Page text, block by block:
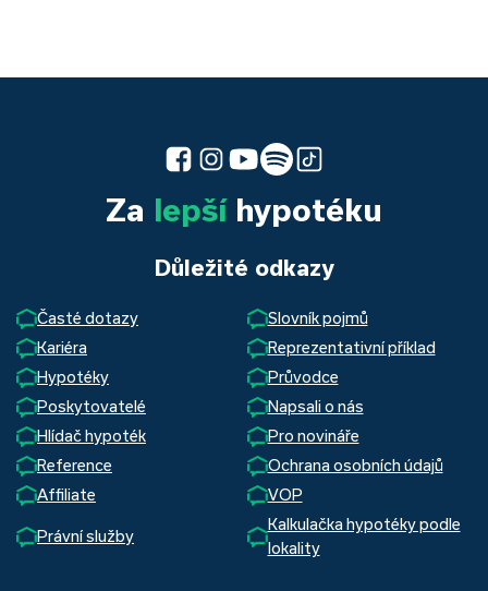
Za lepšíhypotéku
Důležité odkazy
Časté dotazy
Slovník pojmů
Kariéra
Reprezentativní příklad
Hypotéky
Průvodce
Poskytovatelé
Napsali o nás
Hlídač hypoték
Pro novináře
Reference
Ochrana osobních údajů
Affiliate
VOP
Právní služby
Kalkulačka hypotéky podle
lokality